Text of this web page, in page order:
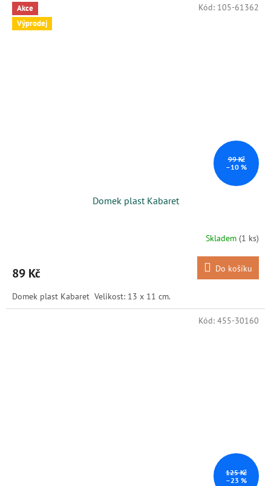
Akce
Výprodej
99 Kč
–10 %
Domek plast Kabaret
Skladem (1 ks)
89 Kč Do košíku
Domek plast Kabaret Velikost: 13 x 11 cm.
Kód: 105-61362
125 Kč
–23 %
Kód: 455-30160